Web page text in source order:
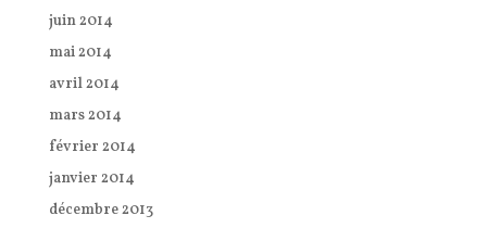
juin 2014
mai 2014
avril 2014
mars 2014
février 2014
janvier 2014
décembre 2013